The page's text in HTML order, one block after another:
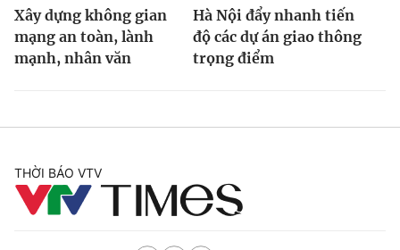
Xây dựng không gian
mạng an toàn, lành
mạnh, nhân văn
Hà Nội đẩy nhanh tiến
độ các dự án giao thông
trọng điểm
THỜI BÁO VTV